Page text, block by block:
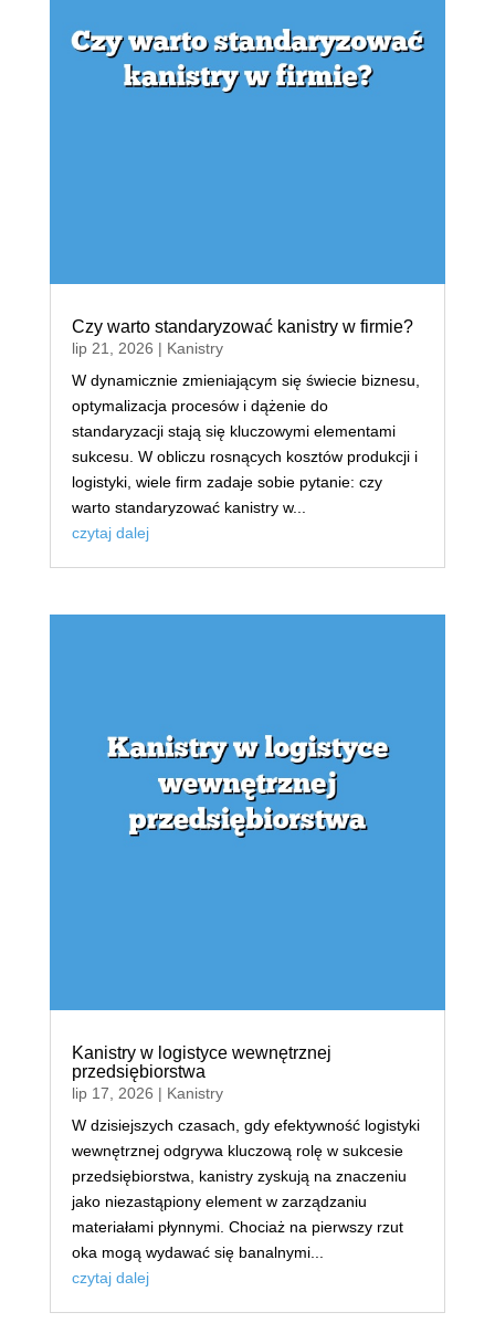
Czy warto standaryzować kanistry w firmie?
lip 21, 2026 | Kanistry
W dynamicznie zmieniającym się świecie biznesu,
optymalizacja procesów i dążenie do
standaryzacji stają się kluczowymi elementami
sukcesu. W obliczu rosnących kosztów produkcji i
logistyki, wiele firm zadaje sobie pytanie: czy
warto standaryzować kanistry w...
czytaj dalej
Kanistry w logistyce wewnętrznej
przedsiębiorstwa
lip 17, 2026 | Kanistry
W dzisiejszych czasach, gdy efektywność logistyki
wewnętrznej odgrywa kluczową rolę w sukcesie
przedsiębiorstwa, kanistry zyskują na znaczeniu
jako niezastąpiony element w zarządzaniu
materiałami płynnymi. Chociaż na pierwszy rzut
oka mogą wydawać się banalnymi...
czytaj dalej